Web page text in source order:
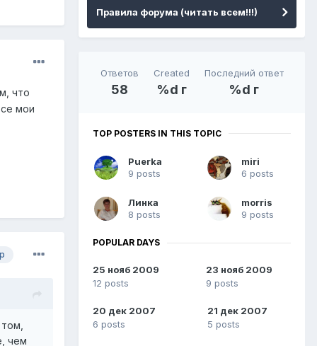
что
мои
чем
Правила форума (читать всем!!!)
Ответов
58
Created
%d г
Последний ответ
%d г
TOP POSTERS IN THIS TOPIC
Puerka
9 posts
miri
6 posts
Линка
8 posts
morris
9 posts
POPULAR DAYS
25 нояб 2009
12 posts
23 нояб 2009
9 posts
20 дек 2007
6 posts
21 дек 2007
5 posts